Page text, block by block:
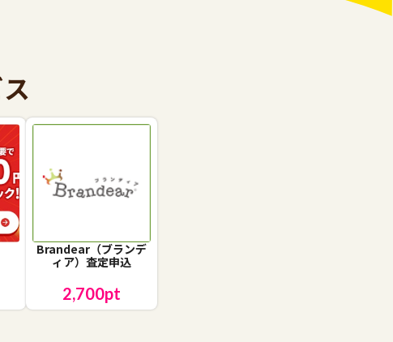
Brandear（ブランデ
ィア）査定申込
2,700pt